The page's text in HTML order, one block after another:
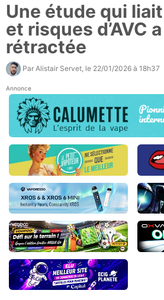
Une étude qui
et risques d’AVC
rétractée
Par Alistair Servet , le 22/01/2026 à 18h37
Annonce